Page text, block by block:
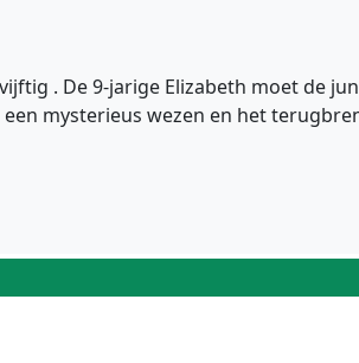
. De 9-jarige Elizabeth moet de
mysterieus wezen en het